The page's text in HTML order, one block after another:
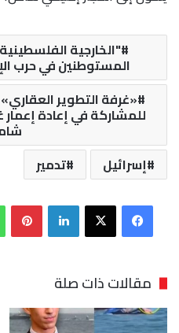
"الخارجية
المستوطنين في حرب
«غرفة التطوير
للمشاركة في إعادة
إسرائيل
تدمير
فيسبوك‫X لينكدإن
مقالات ذات صلة